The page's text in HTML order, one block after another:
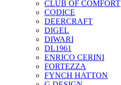
CLUB OF COMFORT
CODICE
DEERCRAFT
DIGEL
DIWARI
DL1961
ENRICO CERINI
FORTEZZA
FYNCH HATTON